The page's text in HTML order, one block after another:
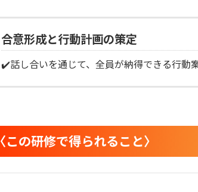
合意形成と行動計画の策定
✔️話し合いを通じて、全員が納得できる行動
〈この研修で得られること〉